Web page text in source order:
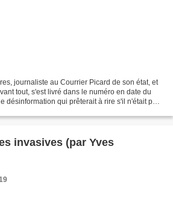
journaliste au Courrier Picard de son état, et
tout, s'est livré dans le numéro en date du
désinformation qui prêterait à rire s'il n'était pas
invasives (par Yves